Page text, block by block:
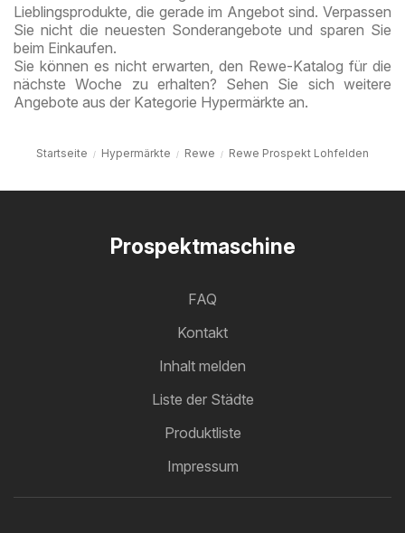
Lieblingsprodukte, die gerade im Angebot sind. Verpassen
Sie nicht die neuesten Sonderangebote und sparen Sie
beim Einkaufen.
Sie können es nicht erwarten, den Rewe-Katalog für die
nächste Woche zu erhalten? Sehen Sie sich weitere
Angebote aus der Kategorie Hypermärkte an.
Startseite Hypermärkte Rewe Rewe Prospekt Lohfelden
Prospektmaschine
FAQ
Kontakt
Inhalt melden
Liste der Städte
Produktliste
Impressum